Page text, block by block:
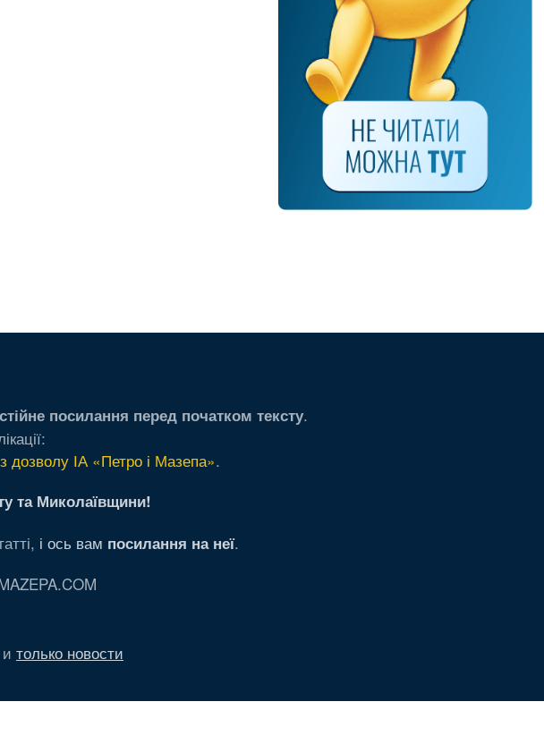
посилання перед початком тексту.
ІА «Петро і Мазепа».
та Миколаївщини!
і ось вам посилання на неї.
и только новости